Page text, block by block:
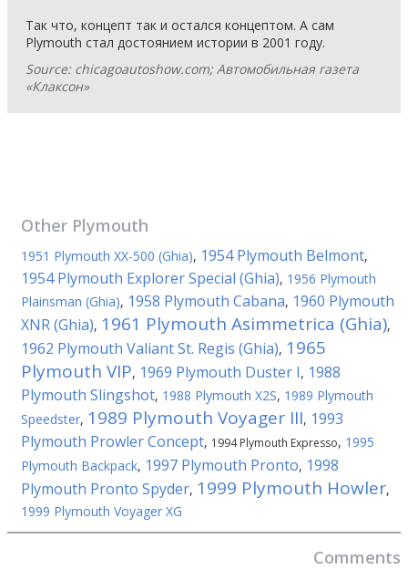
Так что, концепт так и остался концептом. А сам
Plymouth стал достоянием истории в 2001 году.
Source: chicagoautoshow.com; Автомобильная газета
«Клаксон»
Other Plymouth
1951 Plymouth XX-500 (Ghia), 1954 Plymouth Belmont,
1954 Plymouth Explorer Special (Ghia), 1956 Plymouth
Plainsman (Ghia), 1958 Plymouth Cabana, 1960 Plymouth
XNR (Ghia), 1961 Plymouth Asimmetrica (Ghia),
1962 Plymouth Valiant St. Regis (Ghia), 1965
Plymouth VIP, 1969 Plymouth Duster I, 1988
Plymouth Slingshot, 1988 Plymouth X2S, 1989 Plymouth
Speedster, 1989 Plymouth Voyager III, 1993
Plymouth Prowler Concept, 1994 Plymouth Expresso, 1995
Plymouth Backpack, 1997 Plymouth Pronto, 1998
Plymouth Pronto Spyder, 1999 Plymouth Howler,
1999 Plymouth Voyager XG
Comments